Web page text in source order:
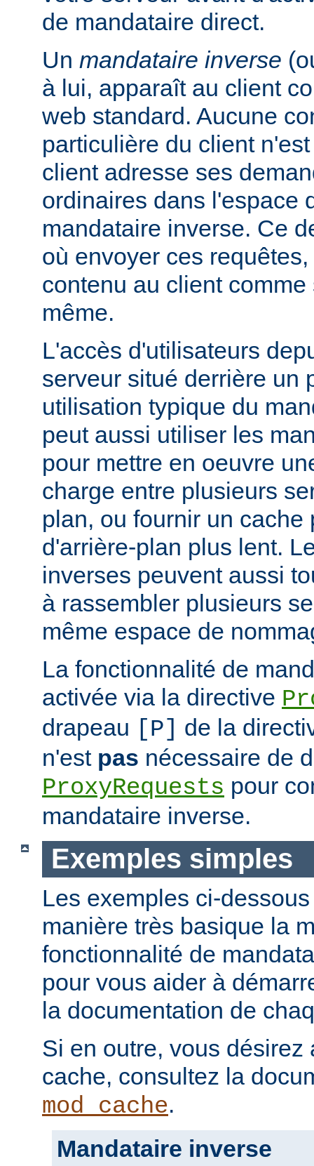
de mandataire direct.
Un mandataire inverse
à lui, apparaît au client
web standard. Aucune
particulière du client
client adresse ses
ordinaires dans l'espace
mandataire inverse. Ce
où envoyer ces
contenu au client
même.
L'accès d'utilisateurs
serveur situé derrière un
utilisation typique du
peut aussi utiliser les
pour mettre en oeuvre
charge entre plusieurs
plan, ou fournir un cache
d'arrière-plan plus lent.
inverses peuvent aussi
à rassembler plusieurs
même espace de
La fonctionnalité de
activée via la directive
drapeau
[P]
de la
n'est pas nécessaire de
ProxyRequests pour
mandataire inverse.
Exemples simples
Les exemples ci-
manière très basique la
fonctionnalité de
pour vous aider à
la documentation de
Si en outre, vous désirez
cache, consultez la
mod_cache.
Mandataire inverse